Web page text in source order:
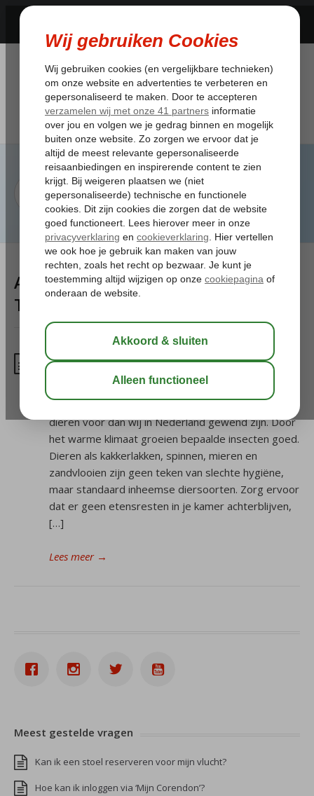
Artikelen
Tagged:accommodatieverschaffers
Waar kan ik overlast melden?
Ongedierte In Afrikaanse, Aziatische, Caribische en
dieren voor dan wij in Nederland gewend zijn. Door
het warme klimaat groeien bepaalde insecten goed.
Dieren als kakkerlakken, spinnen, mieren en
zandvlooien zijn geen teken van slechte hygiëne,
maar standaard inheemse diersoorten. Zorg ervoor
dat er geen etensresten in je kamer achterblijven,
[…]
Lees meer→
Meest gestelde vragen
Kan ik een stoel reserveren voor mijn vlucht?
Hoe kan ik inloggen via ‘Mijn Corendon’?